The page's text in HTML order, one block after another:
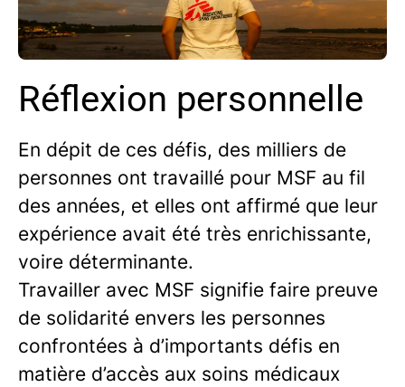
Réflexion personnelle
En dépit de ces défis, des milliers de
personnes ont travaillé pour MSF au fil
des années, et elles ont affirmé que leur
expérience avait été très enrichissante,
voire déterminante.
Travailler avec MSF signifie faire preuve
de solidarité envers les personnes
confrontées à d’importants défis en
matière d’accès aux soins médicaux